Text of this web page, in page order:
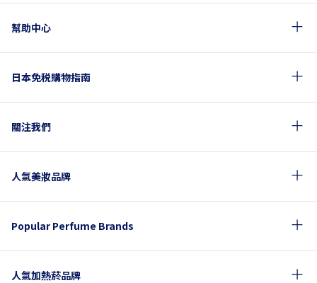
幫助中心
日本免税購物指南
關注我們
人氣美妝品牌
Popular Perfume Brands
人氣加熱菸品牌